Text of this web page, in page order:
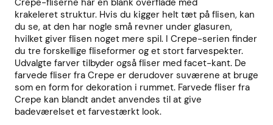
Crepe-fliserne har en blank overflade med
krakeleret struktur. Hvis du kigger helt tæt på flisen, kan
du se, at den har nogle små revner under glasuren,
hvilket giver flisen noget mere spil. I Crepe-serien finder
du tre forskellige fliseformer og et stort farvespekter.
Udvalgte farver tilbyder også fliser med facet-kant. De
farvede fliser fra Crepe er derudover suværene at bruge
som en form for dekoration i rummet. Farvede fliser fra
Crepe kan blandt andet anvendes til at give
badeværelset et farvestærkt look.